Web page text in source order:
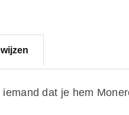
iemand dat je hem